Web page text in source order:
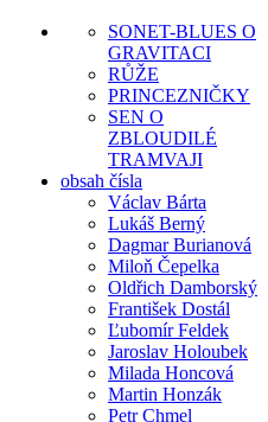
SONET-BLUES O
GRAVITACI
RŮŽE
PRINCEZNIČKY
SEN O
ZBLOUDILÉ
TRAMVAJI
obsah čísla
Václav Bárta
Lukáš Berný
Dagmar Burianová
Miloň Čepelka
Oldřich Damborský
František Dostál
Ľubomír Feldek
Jaroslav Holoubek
Milada Honcová
Martin Honzák
Petr Chmel